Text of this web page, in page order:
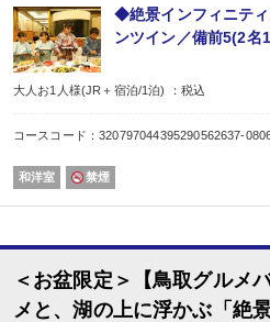
【時間】 5:30〜24:00
●【貸切露天風呂】
目の前に広がる景色を眺める、大切な人と
45分/1組1,650円※予約制
■お子様も楽しめる観光スポットご紹介！■
・鳥取二十世紀梨記念館(車で20分)
◆絶景インフィニテ
ンツイン／備前5(2名
大人お1人様(JR＋宿泊/1泊) ：税込
コースコード：320797044395290562637-
和洋室 禁煙
＜お盆限定＞【鳥取グルメ
メと、湖の上に浮かぶ「絶